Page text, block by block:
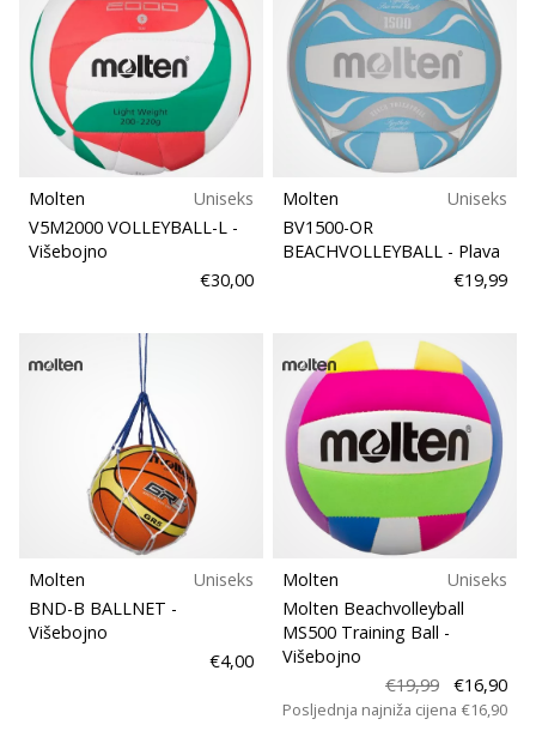
Molten
Uniseks
V5M2000 VOLLEYBALL-L -
Višebojno
€30,00
Molten
Uniseks
BV1500-OR
BEACHVOLLEYBALL - Plava
€19,99
Molten
Uniseks
BND-B BALLNET -
Višebojno
€4,00
Molten
Uniseks
Molten Beachvolleyball
MS500 Training Ball -
Višebojno
€19,99
€16,90
Posljednja najniža cijena €16,90